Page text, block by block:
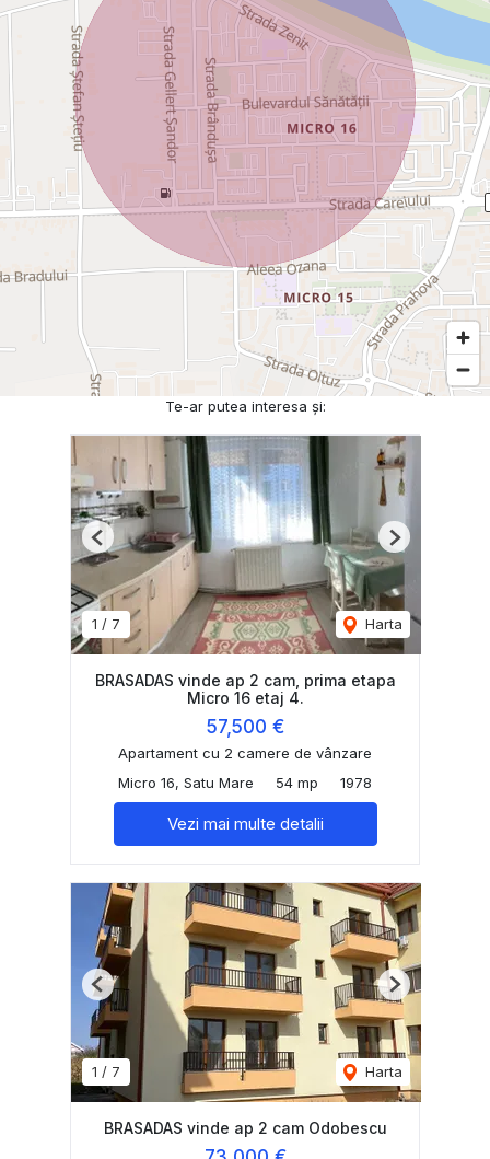
Te-ar putea interesa și:
1 / 7 Harta
Previous Next
BRASADAS vinde ap 2 cam, prima etapa
Micro 16 etaj 4.
57,500 €
Apartament cu 2 camere de vânzare
Micro 16, Satu Mare
54 mp 1978
Vezi mai multe detalii
1 / 7 Harta
Previous Next
BRASADAS vinde ap 2 cam Odobescu